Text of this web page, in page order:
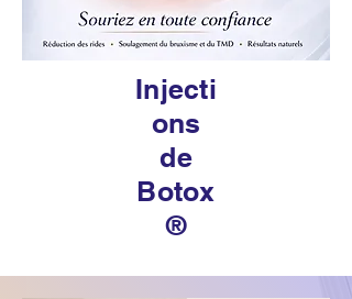
Injecti
ons
de
Botox
®